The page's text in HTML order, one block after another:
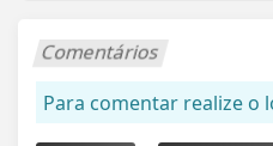
Comentários
Para comentar realize o